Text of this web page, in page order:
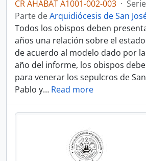
CR AHABAT A1001-002-003 · Serie
Parte deArquidiócesis de San
Todos los obispos deben
años una relación sobre el
de acuerdo al modelo dado por la
año del informe, los obispos
para venerar los sepulcros de
Pablo y… Read more